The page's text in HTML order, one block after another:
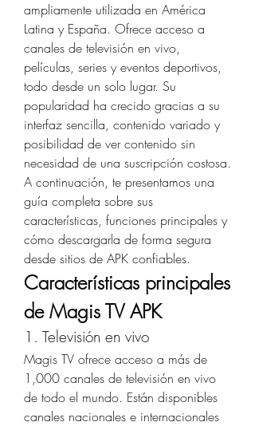
ampliamente utilizada en América
Latina y España. Ofrece acceso a
canales de televisión en vivo,
películas, series y eventos deportivos,
todo desde un solo lugar. Su
popularidad ha crecido gracias a su
interfaz sencilla, contenido variado y
posibilidad de ver contenido sin
necesidad de una suscripción costosa.
A continuación, te presentamos una
guía completa sobre sus
características, funciones principales y
cómo descargarla de forma segura
desde sitios de APK confiables.
Características principales
de Magis TV APK
1. Televisión en vivo
Magis TV ofrece acceso a más de
1,000 canales de televisión en vivo
de todo el mundo. Están disponibles
canales nacionales e internacionales